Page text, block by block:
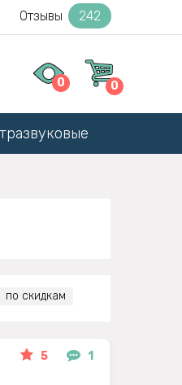
Отзывы 242
0 0
по скидкам
5 1